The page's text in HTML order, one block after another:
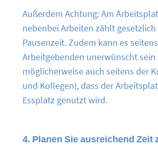
Außerdem Achtung: Am
nebenbei Arbeiten zählt
Pausenzeit. Zudem kann es
Arbeitgebenden unerwünscht sein
möglicherweise auch seitens der
und Kollegen), dass der
Essplatz genutzt wird.
4. Planen Sie ausreichend Zeit